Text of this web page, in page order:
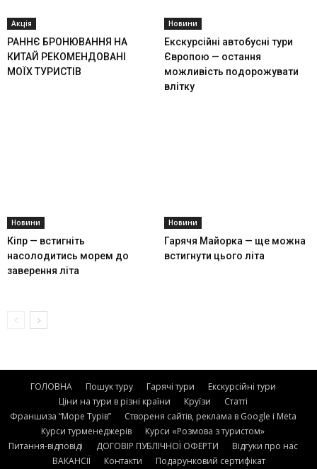
Акція
РАННЄ БРОНЮВАННЯ НА
КИТАЙ РЕКОМЕНДОВАНІ
МОЇХ ТУРИСТІВ
Новини
Екскурсійні автобусні тури
Європою — остання
можливість подорожувати
влітку
Новини
Кіпр — встигніть
насолодитись морем до
заверення літа
Новини
Гарячя Майорка — ще можна
встигнути цього літа
ГОЛОВНА Пошук туру Гарячі тури
Екскурсійні тури
Ціни на тури в різні країни
Круїзи
Статті
Франшиза “Море Турів”
Створеня сайтів, реклама в Google і Meta
Курси турменеджерів
Курси «Розмова з туристом»
Питання-відповіді
ДОГОВІР ПУБЛІЧНОЇ ОФЕРТИ
Відгуки про нас
ВАКАНСІЇ
Контакти Подарунковий сертифікат